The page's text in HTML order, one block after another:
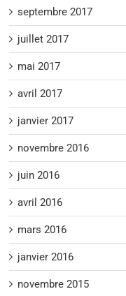
septembre 2017
juillet 2017
mai 2017
avril 2017
janvier 2017
novembre 2016
juin 2016
avril 2016
mars 2016
janvier 2016
novembre 2015